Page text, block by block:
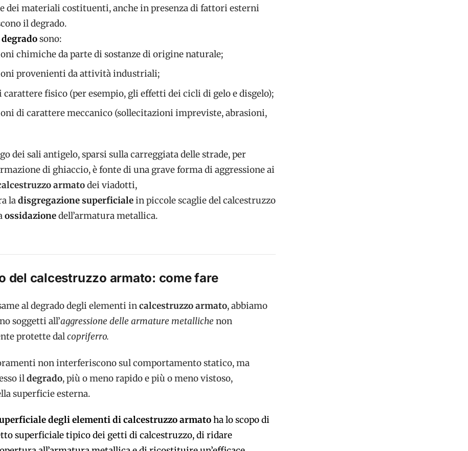
dei materiali costituenti, anche in presenza di fattori esterni
il degrado.
sono:
chimiche da parte di sostanze di origine naturale;
provenienti da attività industriali;
fisico (per esempio, gli effetti dei cicli di gelo e disgelo);
di carattere meccanico (sollecitazioni impreviste, abrasioni,
dei sali antigelo, sparsi sulla carreggiata delle strade, per
di ghiaccio, è fonte di una grave forma di aggressione ai
armatodei viadotti,
ladisgregazione superficialein piccole scaglie del calcestruzzo
ossidazionedell’armatura metallica.
del calcestruzzo armato: come fare
al degrado degli elementi incalcestruzzo armato, abbiamo
soggetti all’aggressione delle armature metalliche non
protette dalcopriferro.
non interferiscono sul comportamento statico, ma
ildegrado, più o meno rapido e più o meno vistoso,
superficie esterna.
degli elementi di calcestruzzo armatohalo scopo di
superficiale tipico dei getti di calcestruzzo, di ridare